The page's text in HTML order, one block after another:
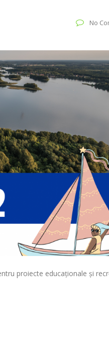
No
proiecte educaționale și